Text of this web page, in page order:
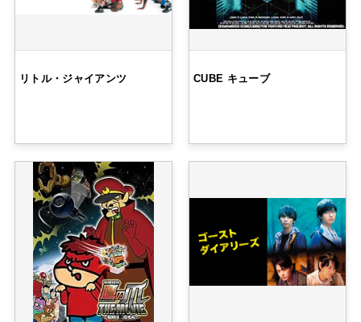
リトル・ジャイアンツ CUBE キューブ